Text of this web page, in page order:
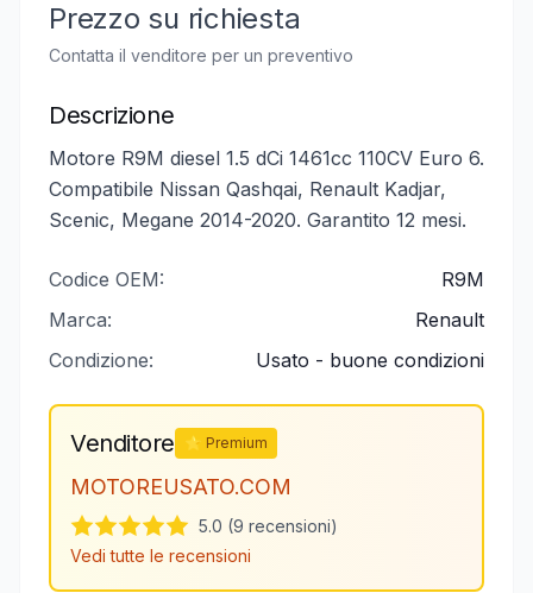
Prezzo su richiesta
Contatta il venditore per un preventivo
Descrizione
Motore R9M diesel 1.5 dCi 1461cc 110CV Euro 6.
Compatibile Nissan Qashqai, Renault Kadjar,
Scenic, Megane 2014-2020. Garantito 12 mesi.
Codice OEM:
R9M
Marca:
Renault
Condizione:
Usato - buone condizioni
Venditore ⭐ Premium
MOTOREUSATO.COM
5.0 (9 recensioni)
Vedi tutte le recensioni